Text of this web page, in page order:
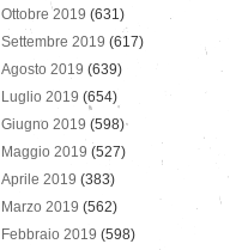
Ottobre 2019 (631)
Settembre 2019 (617)
Agosto 2019 (639)
Luglio 2019 (654)
Giugno 2019 (598)
Maggio 2019 (527)
Aprile 2019 (383)
Marzo 2019 (562)
Febbraio 2019 (598)